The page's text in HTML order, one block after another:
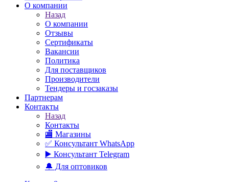
О компании
Назад
О компании
Отзывы
Сертификаты
Вакансии
Политика
Для поставщиков
Производители
Тендеры и госзаказы
Партнерам
Контакты
Назад
Контакты
🏬 Магазины
✅️ Консультант WhatsApp
▶️ Консультант Telegram
🔔 Для оптовиков